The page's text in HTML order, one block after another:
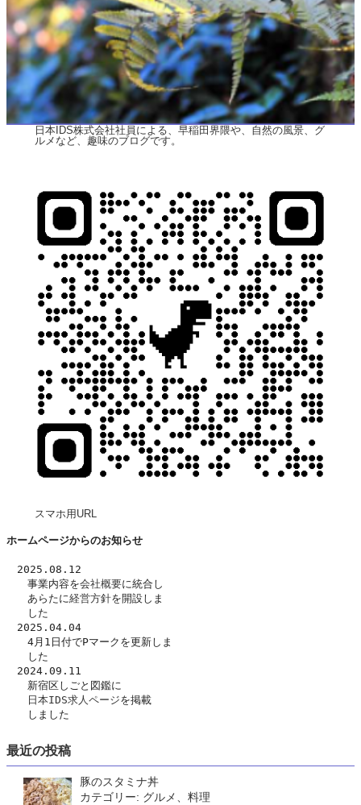
日本IDS株式会社社員による、早稲田界隈や、自然の風景、グ
ルメなど、趣味のブログです。
スマホ用URL
ホームページからのお知らせ
2025.08.12
事業内容を会社概要に統合し
あらたに経営方針を開設しま
した
2025.04.04
4月1日付でPマークを更新しま
した
2024.09.11
新宿区しごと図鑑に
日本IDS求人ページを掲載
しました
最近の投稿
豚のスタミナ丼
カテゴリー: グルメ、料理